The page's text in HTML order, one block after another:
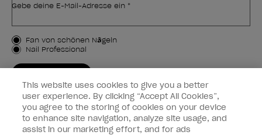
Gebe deine E-Mail-Adresse ein *
Kundenart
Fan von schönen Nägeln
Nail Professional
Kundeninformationen
Vernetzen
This website uses cookies to give you a better
user experience. By clicking “Accept All Cookies”,
you agree to the storing of cookies on your device
to enhance site navigation, analyze site usage, and
assist in our marketing effort, and for ads